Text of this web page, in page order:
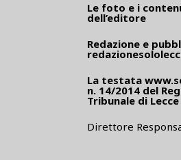
Le foto e i
dell’editore
Redazione e
La testata
n. 14/2014 del
Tribunale di
Direttore